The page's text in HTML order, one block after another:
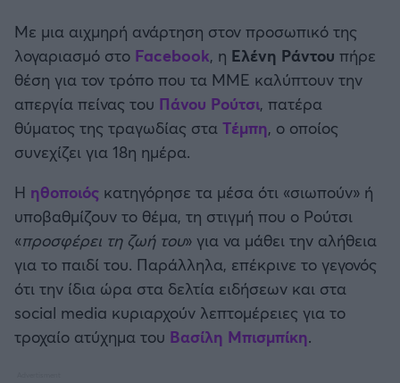
Ηρακλής
Μπαρτσελόνα
Ρεάλ Μαδρίτης
Ατλέτικο Μαδρίτης
Μάντσεστερ Γιουνάιτεντ
Μάντσεστερ Σίτι
Λίβερπουλ
Με μια αιχμηρή ανάρτηση στον προσωπικό της
λογαριασμό στο Facebook, η Ελένη Ράντου πήρε
θέση για τον τρόπο που τα ΜΜΕ καλύπτουν την
απεργία πείνας του Πάνου Ρούτσι, πατέρα
θύματος της τραγωδίας στα Τέμπη, ο οποίος
συνεχίζει για 18η ημέρα.
Η ηθοποιός κατηγόρησε τα μέσα ότι «σιωπούν» ή
υποβαθμίζουν το θέμα, τη στιγμή που ο Ρούτσι
«προσφέρει τη ζωή του» για να μάθει την αλήθεια
για το παιδί του. Παράλληλα, επέκρινε το γεγονός
ότι την ίδια ώρα στα δελτία ειδήσεων και στα
social media κυριαρχούν λεπτομέρειες για το
τροχαίο ατύχημα του Βασίλη Μπισμπίκη.